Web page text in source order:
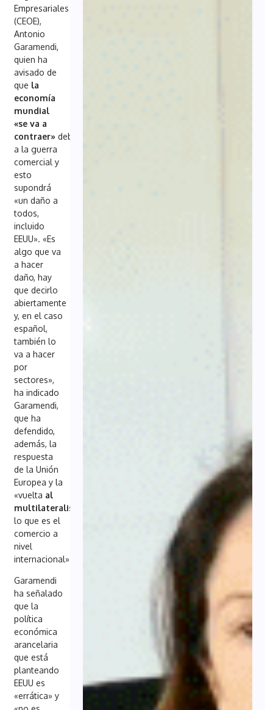
Empresariales
(CEOE),
Antonio
Garamendi,
quien ha
avisado de
que la
economía
mundial
«se va a
contraer»debido
a la guerra
comercial y
esto
supondrá
«un daño a
todos,
incluido
EEUU». «Es
algo que va
a hacer
daño, hay
que decirlo
abiertamente
y, en el caso
español,
también lo
va a hacer
por
sectores»,
ha indicado
Garamendi,
que ha
defendido,
además, la
respuesta
de la Unión
Europea y la
«vuelta al
multilateralismo,
lo que es el
comercio a
nivel
internacional».
Garamendi
ha señalado
que la
política
económica
arancelaria
que está
planteando
EEUU es
«errática» y